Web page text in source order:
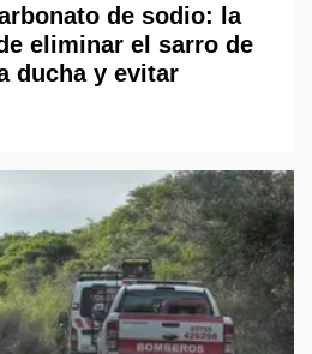
de sodio: la
eliminar el sarro de
ducha y evitar